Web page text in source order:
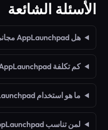
الأسئلة الشائعة
هل AppLaunchpad مجاني؟
كم تكلفة AppLaunchpad؟
ما هو استخدام AppLaunchpad؟
لمن تناسب AppLaunchpad أكثر؟